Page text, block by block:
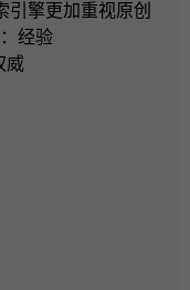
引擎更加重视原创
经验
威